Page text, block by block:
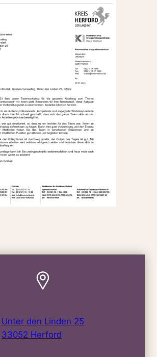
Unter den Linden 25
33052 Herford